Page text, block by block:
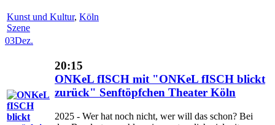
Kunst und Kultur, Köln
Szene
03Dez.
20:15
ONKeL fISCH mit "ONKeL fISCH blickt
zurück" Senftöpfchen Theater Köln
2025 - Wer hat noch nicht, wer will das schon? Bei